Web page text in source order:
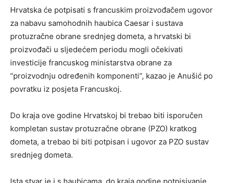
Hrvatska će potpisati s francuskim proizvođačem ugovor
za nabavu samohodnih haubica Caesar i sustava
protuzračne obrane srednjeg dometa, a hrvatski bi
proizvođači u sljedećem periodu mogli očekivati
investicije francuskog ministarstva obrane za
“proizvodnju određenih komponenti“, kazao je Anušić po
povratku iz posjeta Francuskoj.
Do kraja ove godine Hrvatskoj bi trebao biti isporučen
kompletan sustav protuzračne obrane (PZO) kratkog
dometa, a trebao bi biti potpisan i ugovor za PZO sustav
srednjeg dometa.